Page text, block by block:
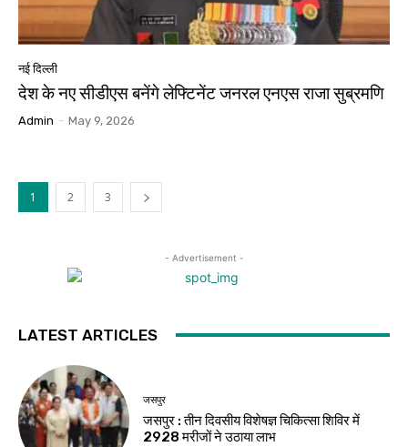
नई दिल्ली
देश के नए सीडीएस बनेंगे लेफ्टिनेंट जनरल एनएस राजा सुब्रमणि
Admin - May 9, 2026
1 2 3
- Advertisement -
LATEST ARTICLES
जसपुर
जसपुर : तीन दिवसीय विशेषज्ञ चिकित्सा शिविर में
2928 मरीजों ने उठाया लाभ